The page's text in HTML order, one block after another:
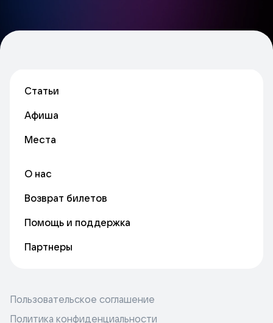
Статьи
Афиша
Места
О нас
Возврат билетов
Помощь и поддержка
Партнеры
Пользовательское соглашение
Политика конфиденциальности